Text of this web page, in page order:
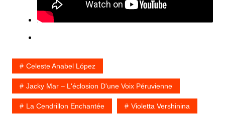
Celeste Anabel López
Jacky Mar – L'éclosion D'une Voix Péruvienne
La Cendrillon Enchantée Violetta Vershinina